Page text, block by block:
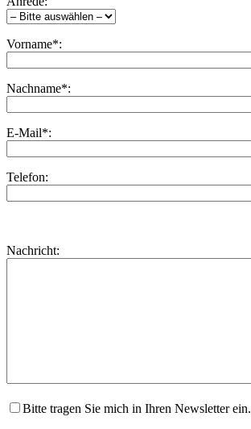
Vorname*:
Nachname*:
E-Mail*:
Telefon:
dieses
lasse
Nachricht:
Bitte tragen Sie mich in Ihren Newsletter ein.